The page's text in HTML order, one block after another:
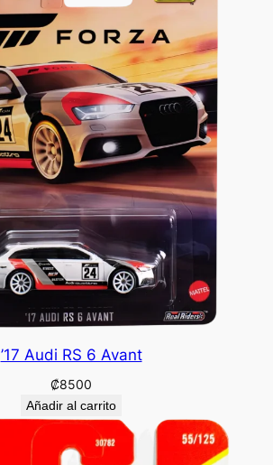
’17 Audi RS 6 Avant
₡8500
Añadir al carrito